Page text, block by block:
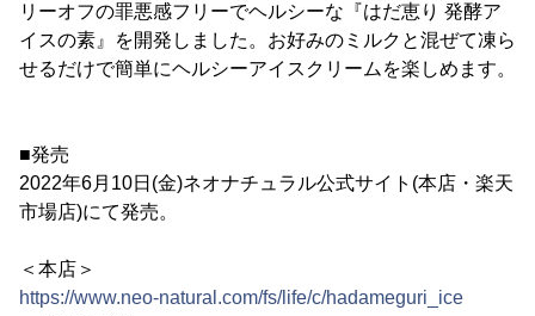
リーオフの罪悪感フリーでヘルシーな『はだ恵り 発酵ア
イスの素』を開発しました。お好みのミルクと混ぜて凍ら
せるだけで簡単にヘルシーアイスクリームを楽しめます。
■発売
2022年6月10日(金)ネオナチュラル公式サイト(本店・楽天
市場店)にて発売。
＜本店＞
https://www.neo-natural.com/fs/life/c/hadameguri_ice